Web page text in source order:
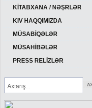
KİTABXANA / NƏŞRLƏR
KIV HAQQIMIZDA
MÜSABİQƏLƏR
MÜSAHİBƏLƏR
PRESS RELİZLƏR